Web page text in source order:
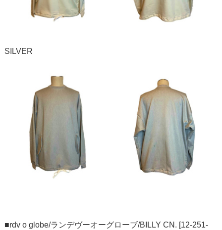
SILVER
■rdv o globe/ランデヴーオーグローブ/BILLY CN. [12-251-